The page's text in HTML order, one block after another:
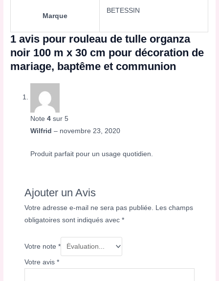
Marque
BETESSIN
1 avis pour rouleau de tulle organza
noir 100 m x 30 cm pour décoration de
mariage, baptême et communion
Note4 sur 5
Wilfrid– novembre 23, 2020
Produit parfait pour un usage quotidien.
Ajouter un Avis
Votre adresse e-mail ne sera pas publiée.
Les champs
obligatoires sont indiqués avec*
Votre note*
Votre avis*